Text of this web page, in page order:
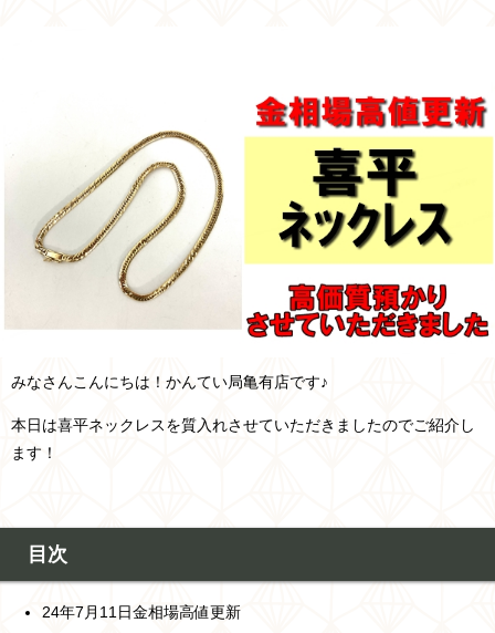
みなさんこんにちは！かんてい局亀有店です♪
本日は喜平ネックレスを質入れさせていただきましたのでご紹介し
ます！
目次
24年7月11日金相場高値更新